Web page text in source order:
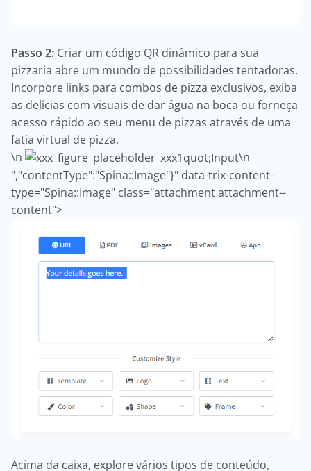
Passo 2: Criar um código QR dinâmico para sua
pizzaria abre um mundo de possibilidades tentadoras.
Incorpore links para combos de pizza exclusivos, exiba
as delícias com visuais de dar água na boca ou forneça
acesso rápido ao seu menu de pizzas através de uma
fatia virtual de pizza.
\n
\n
","contentType":"Spina::Image"}" data-trix-content-
type="Spina::Image" class="attachment attachment--
content">
Acima da caixa, explore vários tipos de conteúdo,